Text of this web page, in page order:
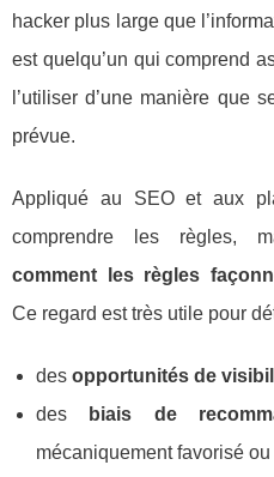
hacker plus large que
est quelqu’un qui comprend
l’utiliser d’une manière que
prévue.
Appliqué au SEO et aux
comprendre les règles,
comment les règles
Ce regard est très utile pour
des opportunités de
des
biais de
mécaniquement favorisé